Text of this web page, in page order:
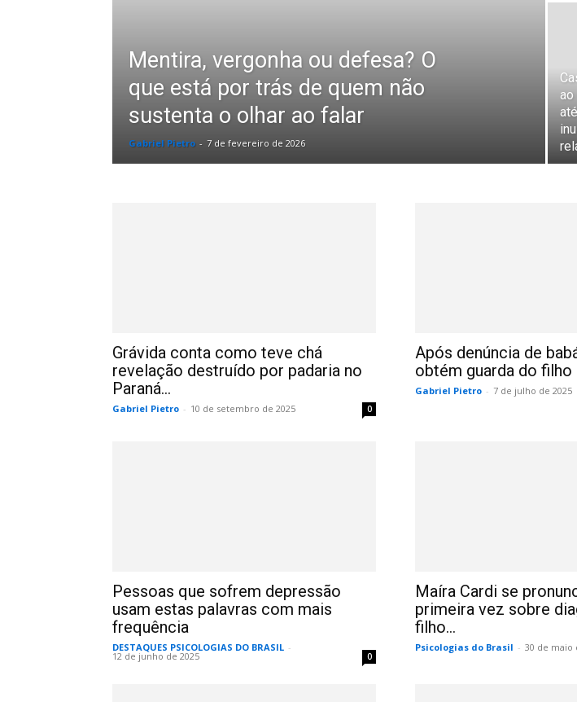
Mentira, vergonha ou defesa? O
que está por trás de quem não
sustenta o olhar ao falar
Gabriel Pietro - 7 de fevereiro de 2026
ao
Grávida conta como teve chá
revelação destruído por padaria no
Paraná...
Gabriel Pietro - 10 de setembro de 2025 0
Após denúncia de
obtém guarda do filho
Gabriel Pietro - 7 de julho de 2025
Pessoas que sofrem depressão
usam estas palavras com mais
frequência
DESTAQUES PSICOLOGIAS DO BRASIL -
12 de junho de 2025 0
Maíra Cardi se
primeira vez sobre
filho...
Psicologias do Brasil - 30 de maio